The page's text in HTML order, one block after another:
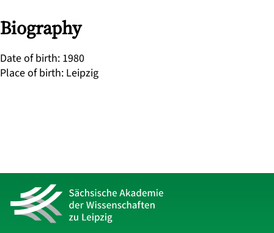
Biography
Date of birth: 1980
Place of birth: Leipzig